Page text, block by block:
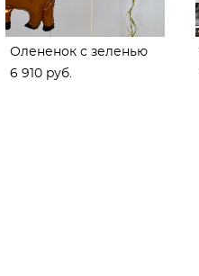
Олененок с зеленью
6 910 pуб.